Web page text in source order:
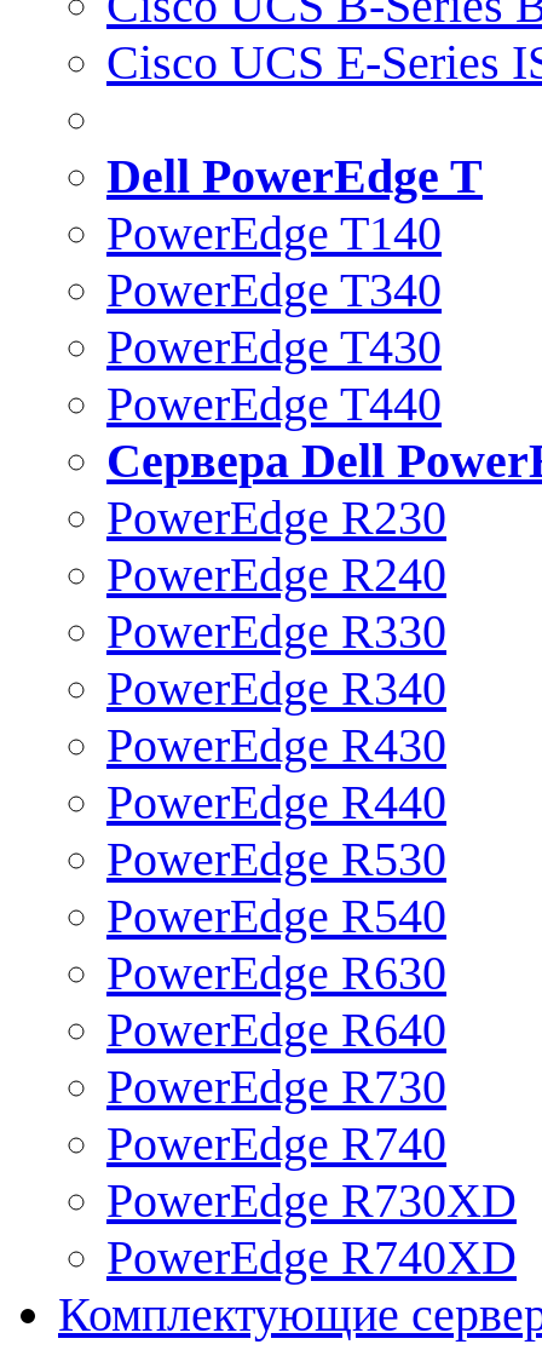
Cisco UCS E-Series
Dell PowerEdge T
PowerEdge T140
PowerEdge T340
PowerEdge T430
PowerEdge T440
Сервера Dell
PowerEdge R230
PowerEdge R240
PowerEdge R330
PowerEdge R340
PowerEdge R430
PowerEdge R440
PowerEdge R530
PowerEdge R540
PowerEdge R630
PowerEdge R640
PowerEdge R730
PowerEdge R740
PowerEdge R730XD
PowerEdge R740XD
Комплектующие